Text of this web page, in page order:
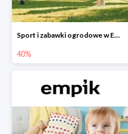
Sport i zabawki ogrodowe w Empiku do -40%
40%